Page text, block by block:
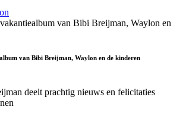
van Bibi Breijman, Waylon en de kinderen